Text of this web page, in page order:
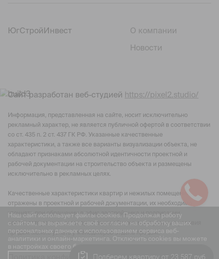
Наш сайт использует файлы cookies. Продолжая работу
с сайтом, вы выражаете своё согласие на обработку ваших
персональных данных с использованием сервиса веб-
аналитики и онлайн-маркетинга. Отключить cookies вы можете
в настройках своего браузера.
ЮгСтройИнвест
О компании
Новости
Сайт разработан веб-студией https://pixel2.studio/
Информация, представленная на сайте, носит исключительно
рекламный характер, не является публичной офертой в соответствии
со ст. 435 п. 2 ст. 437 ГК РФ. Указанные качественные
характеристики, а также все варианты визуализации объекта, не
обладают признаками абсолютной идентичности проектной и
рабочей документации на строительство объекта и размещены
исключительно в рекламных целях.
Качественные характеристики квартир и нежилых помещений
отражены в проектной и рабочей документации, их необходимо
уточнять при обращении в офис застройщика и подписании
соответствующего договора с застройщиком. Актуальные условия
продаж можно узнать у менеджеров отдела продаж.
Политика конфиденциальностиПодберем квартиру от 23 587 руб